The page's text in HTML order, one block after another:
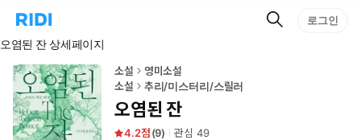
리
홈
로
이
동
검
로그인
오염된 잔 상세페이지
소설
영미소설
소설
추리/미스터리/스릴러
오염된 잔
4.2 (9) 관심 49